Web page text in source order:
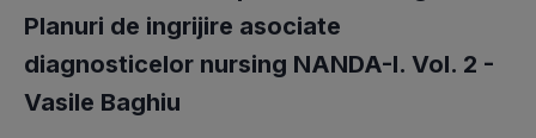
Planuri de ingrijire asociate
diagnosticelor nursing NANDA-I. Vol. 2 -
Vasile Baghiu